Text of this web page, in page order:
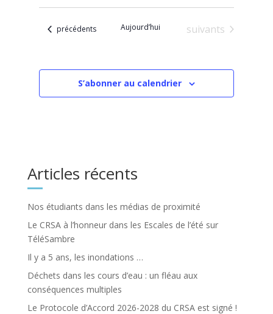
Évènements
précédents Aujourd’hui Évènements
suivants
S’abonner au calendrier
Articles récents
Nos étudiants dans les médias de proximité
Le CRSA à l’honneur dans les Escales de l’été sur
TéléSambre
Il y a 5 ans, les inondations …
Déchets dans les cours d’eau : un fléau aux
conséquences multiples
Le Protocole d’Accord 2026-2028 du CRSA est signé !